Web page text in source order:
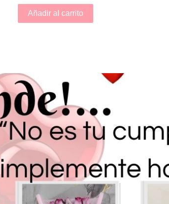
Añadir al carrito